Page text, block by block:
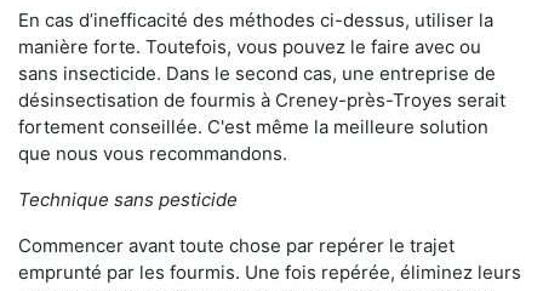
En cas d’inefficacité des méthodes ci-dessus, utiliser la
manière forte. Toutefois, vous pouvez le faire avec ou
sans insecticide. Dans le second cas, une entreprise de
désinsectisation de fourmis à Creney-près-Troyes serait
fortement conseillée. C'est même la meilleure solution
que nous vous recommandons.
Technique sans pesticide
Commencer avant toute chose par repérer le trajet
emprunté par les fourmis. Une fois repérée, éliminez leurs